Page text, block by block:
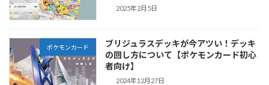
2025年2月5日
ポケモンカード
ブリジュラスデッキが今アツい！デッキ
の回し方について【ポケモンカード初心
者向け】
2024年12月27日